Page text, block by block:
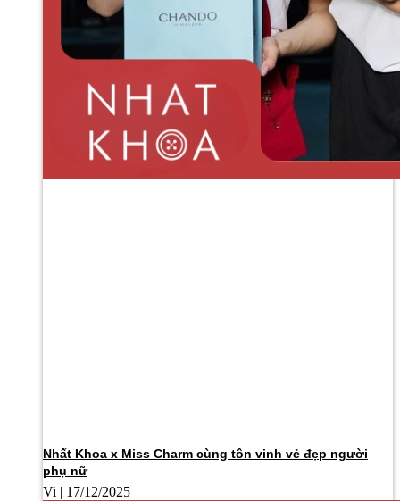
Nhất Khoa x Miss Charm cùng tôn vinh vẻ đẹp người
phụ nữ
Vi 17/12/2025